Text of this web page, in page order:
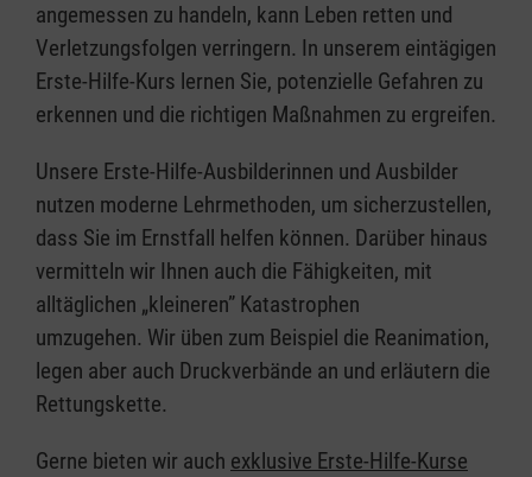
angemessen zu handeln, kann Leben retten und
Verletzungsfolgen verringern. In unserem eintägigen
Erste-Hilfe-Kurs lernen Sie, potenzielle Gefahren zu
erkennen und die richtigen Maßnahmen zu ergreifen.
Unsere Erste-Hilfe-Ausbilderinnen und Ausbilder
nutzen moderne Lehrmethoden, um sicherzustellen,
dass Sie im Ernstfall helfen können. Darüber hinaus
vermitteln wir Ihnen auch die Fähigkeiten, mit
alltäglichen „kleineren” Katastrophen
umzugehen. Wir üben zum Beispiel die Reanimation,
legen aber auch Druckverbände an und erläutern die
Rettungskette.
Gerne bieten wir auch exklusive Erste-Hilfe-Kurse